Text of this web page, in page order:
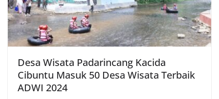
Desa Wisata Padarincang Kacida
Cibuntu Masuk 50 Desa Wisata Terbaik
ADWI 2024